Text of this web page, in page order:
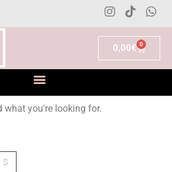
0,00€ 0
what you're looking for.